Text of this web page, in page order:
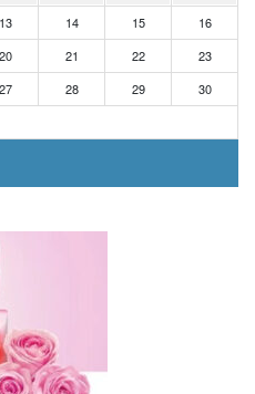
13 14 15
16
20 21 22
23
27 28 29
30